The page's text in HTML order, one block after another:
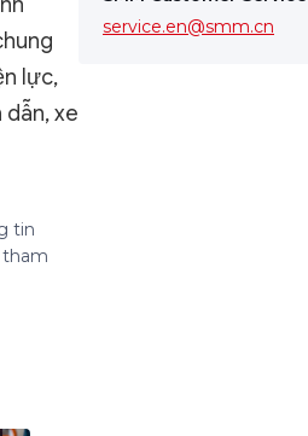
lực,
xe
tin
tham
service.en@smm.cn